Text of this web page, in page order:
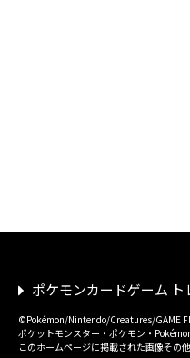
ポケモンカードゲーム
©Pokémon/Nintendo/Creatures/GAME
ポケットモンスター・ポケモン・
このホームページに掲載された画像その